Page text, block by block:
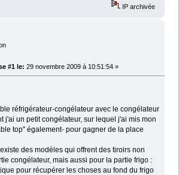
IP archivée
#1 le: 29 novembre 2009 à 10:51:54 »
réfrigérateur-congélateur avec le congélateur
j'ai un petit congélateur, sur lequel j'ai mis mon
top" également- pour gagner de la place
des modèles qui offrent des tiroirs non
congélateur, mais aussi pour la partie frigo :
pour récupérer les choses au fond du frigo